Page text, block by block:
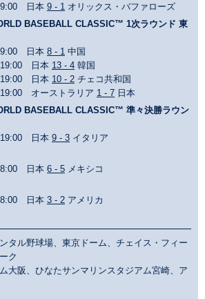
日本 9 - 1 オリックス・バファローズ
BASEBALL CLASSIC™ 1次ラウンド 東
日本 8 - 1 中国
19:00 日本 13 - 4 韓国
19:00 日本 10 - 2 チェコ共和国
オーストラリア 1 - 7 日本
BASEBALL CLASSIC™ 準々決勝ラウン
19:00 日本 9 - 3 イタリア
8:00 日本 6 - 5 メキシコ
8:00 日本 3 - 2 アメリカ
タル野球場、東京ドーム、チェイス・フィー
ク
大阪、ひなたサンマリンスタジアム宮崎、ア